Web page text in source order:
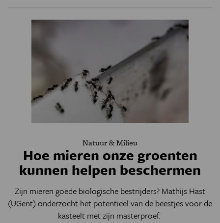
Natuur & Milieu
Hoe mieren onze groenten
kunnen helpen beschermen
Zijn mieren goede biologische bestrijders? Mathijs Hast
(UGent) onderzocht het potentieel van de beestjes voor de
kasteelt met zijn masterproef.